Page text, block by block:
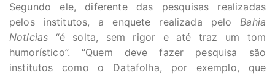
Segundo ele, diferente das pesquisas realizadas
pelos institutos, a enquete realizada peloBahia
Notícias “é solta, sem rigor e até traz um tom
humorístico”. “Quem deve fazer pesquisa são
institutos como o Datafolha, por exemplo, que